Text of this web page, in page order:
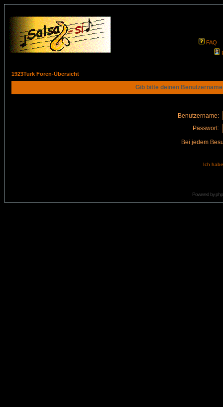
FAQ
1923Turk Foren-Übersicht
Gib bitte deinen
Benutzername:
Passwort:
Bei jedem
Ich
Powered by